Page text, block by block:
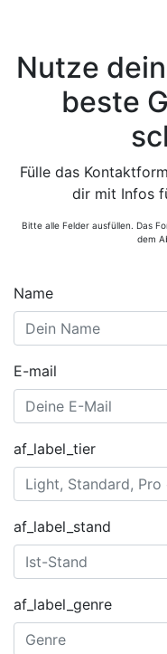
Nutze
beste
Fülle das
dir mit Infos
Bitte alle Felder ausfüllen. Das
dem
Name
E-mail
af_label_tier
af_label_stand
af_label_genre